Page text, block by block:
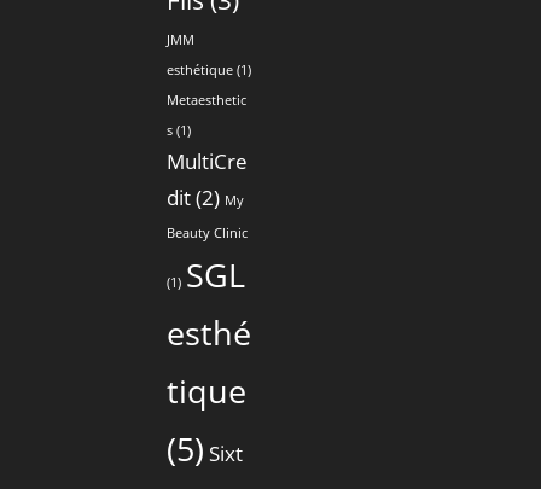
JMM
esthétique (1)
Metaesthetic
s (1)
MultiCre
dit(2) My
Beauty Clinic
(1) SGL
esthé
tique
(5) Sixt